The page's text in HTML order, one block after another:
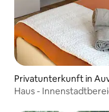
Privatunterkunft in
Haus -